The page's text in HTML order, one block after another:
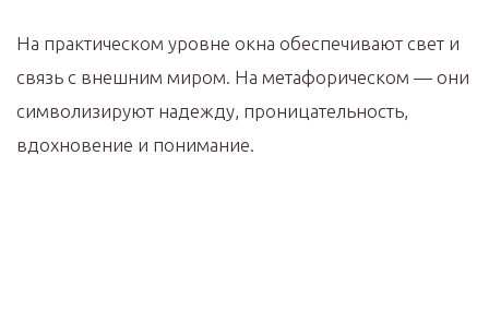
На практическом уровне окна обеспечивают свет и
связь с внешним миром. На метафорическом — они
символизируют надежду, проницательность,
вдохновение и понимание.